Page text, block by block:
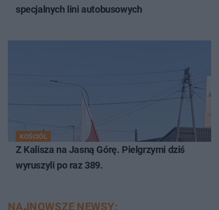
specjalnych lini autobusowych
KOŚCIÓŁ
Z Kalisza na Jasną Górę. Pielgrzymi dziś
wyruszyli po raz 389.
NAJNOWSZE NEWSY: